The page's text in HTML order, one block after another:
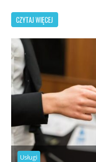
CZYTAJ WIĘCEJ
Usługi